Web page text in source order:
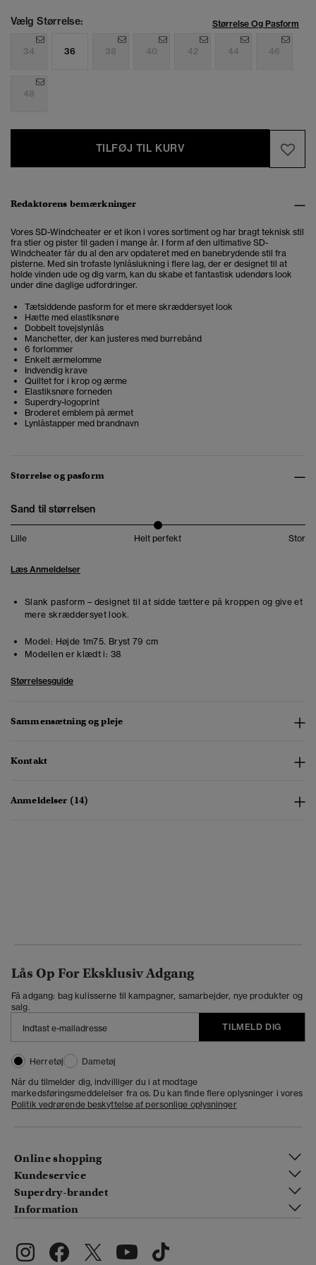
Vælg Størrelse: Størrelse Og Pasform
34 36 38 40 42 44 46
48
TILFØJ TIL KURV
Redaktørens bemærkninger
Vores SD-Windcheater er et ikon i vores sortiment og har bragt teknisk stil
fra stier og pister til gaden i mange år. I form af den ultimative SD-
Windcheater får du al den arv opdateret med en banebrydende stil fra
pisterne. Med sin trofaste lynlåslukning i flere lag, der er designet til at
holde vinden ude og dig varm, kan du skabe et fantastisk udendørs look
under dine daglige udfordringer.
Tætsiddende pasform for et mere skræddersyet look
Hætte med elastiksnøre
Dobbelt tovejslynlås
Manchetter, der kan justeres med burrebånd
6 forlommer
Enkelt ærmelomme
Indvendig krave
Quiltet for i krop og ærme
Elastiksnøre forneden
Superdry-logoprint
Broderet emblem på ærmet
Lynlåstapper med brandnavn
Størrelse og pasform
Sand til størrelsen
Lille Helt perfekt Stor
Læs Anmeldelser
Slank pasform – designet til at sidde tættere på kroppen og give et
mere skræddersyet look.
Model: Højde 1m75. Bryst 79 cm
Modellen er klædt i: 38
Størrelsesguide
Sammensætning og pleje
Kontakt
Anmeldelser (14)
Lås Op For Eksklusiv Adgang
Få adgang: bag kulisserne til kampagner, samarbejder, nye produkter og
salg.
TILMELD DIG
Herretøj
Dametøj
Når du tilmelder dig, indvilliger du i at modtage
markedsføringsmeddelelser fra os. Du kan finde flere oplysninger i vores
Politik vedrørende beskyttelse af personlige oplysninger
Online shopping
Kundeservice
Superdry-brandet
Information